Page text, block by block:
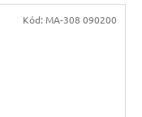
Kód: MA-308 090200